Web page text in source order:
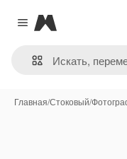
Close menu
Magnific
Главная/Стоковый/